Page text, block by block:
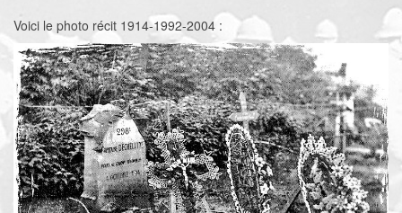
Voici le photo récit 1914-1992-2004 :